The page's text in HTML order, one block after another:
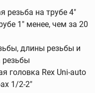
резьба на трубе 4"
1" менее, чем за 20
длины резьбы и
резьбы
головка Rex Uni-auto
1/2-2"